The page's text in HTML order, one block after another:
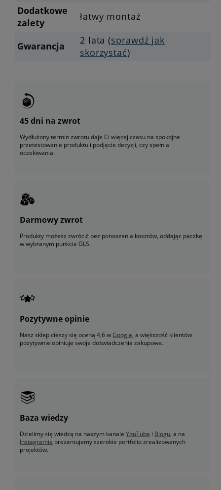
Dodatkowe
zalety
łatwy montaż
Gwarancja 2 lata (sprawdź jak
skorzystać)
45 dni na zwrot
Wydłużony termin zwrotu daje Ci więcej czasu na spokojne
przetestowanie produktu i podjęcie decyzji, czy spełnia
oczekiwania.
Darmowy zwrot
Produkty możesz zwrócić bez ponoszenia kosztów, oddając paczkę
w wybranym punkcie GLS.
Pozytywne opinie
Nasz sklep cieszy się oceną 4,6 wGoogle, a większość klientów
pozytywnie opiniuje swoje doświadczenia zakupowe.
Baza wiedzy
Dzielimy się wiedzą na naszym kanale YouTube i Blogu, a na
Instagramie prezentujemy szerokie portfolio zrealizowanych
projektów.